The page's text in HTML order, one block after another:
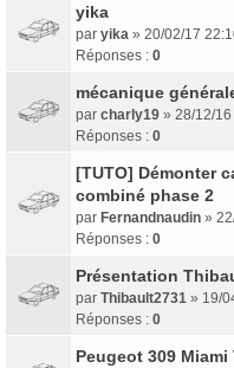
yika
par yika » 20/02/17
Réponses : 0
mécanique
par charly19 » 28/12/
Réponses : 0
[TUTO] Démonter
combiné phase 2
par Fernandnaudin »
Réponses : 0
Présentation
par Thibault2731 » 19/
Réponses : 0
Peugeot 309 Miami